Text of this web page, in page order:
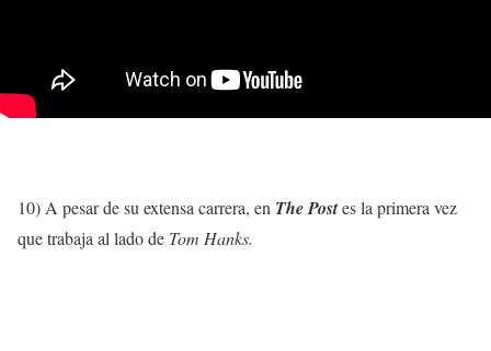
10) A pesar de su extensa carrera, en The Postes la primera vez
que trabaja al lado de Tom Hanks.